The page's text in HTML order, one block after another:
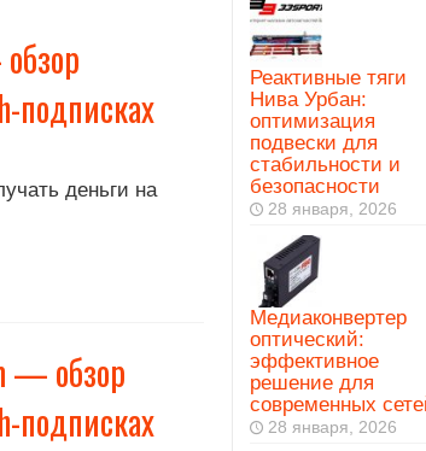
подписках
деньги на
— обзор
подписках
Реактивные тяги
Нива Урбан:
оптимизация
подвески для
стабильности и
безопасности
28 января, 2026
Медиаконвертер
оптический:
эффективное
решение для
современных
28 января, 2026